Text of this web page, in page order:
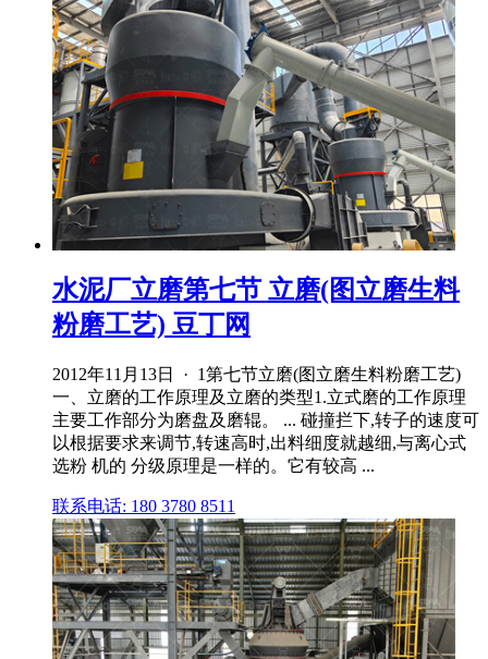
水泥厂立磨第七节 立磨(图立磨生料
粉磨工艺) 豆丁网
2012年11月13日 · 1第七节立磨(图立磨生料粉磨工艺)
一、立磨的工作原理及立磨的类型1.立式磨的工作原理
主要工作部分为磨盘及磨辊。 ... 碰撞拦下,转子的速度可
以根据要求来调节,转速高时,出料细度就越细,与离心式
选粉 机的 分级原理是一样的。它有较高 ...
联系电话: 180 3780 8511